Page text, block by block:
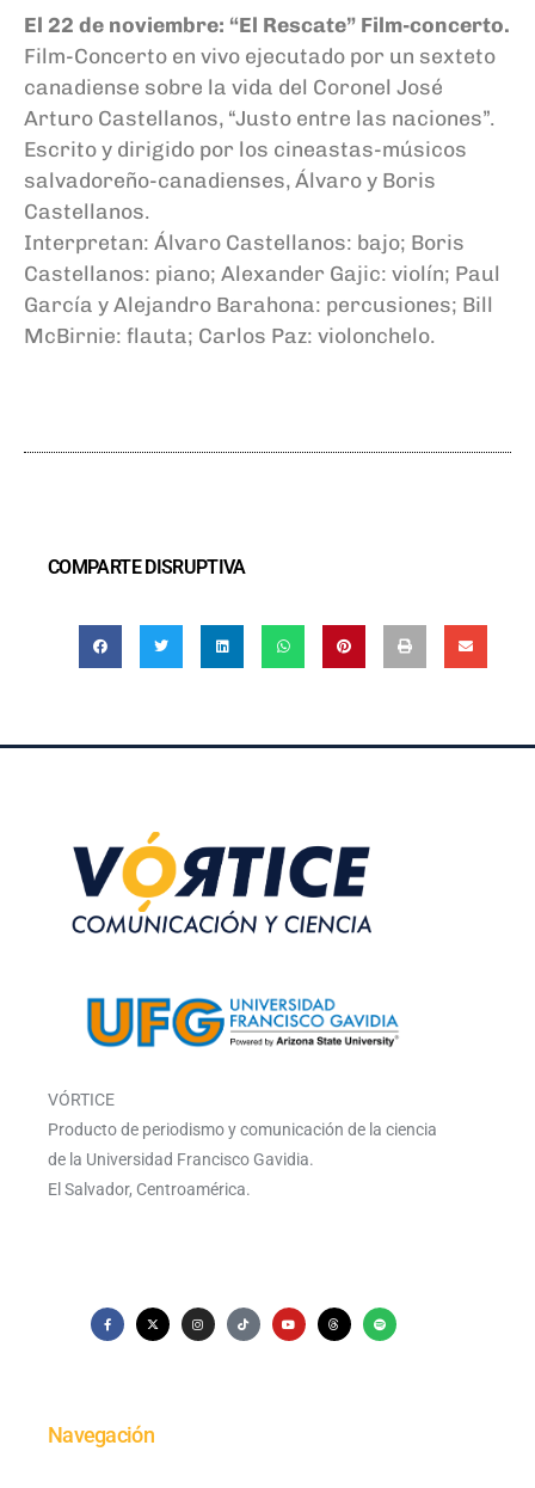
El 22 de noviembre: “El Rescate” Film-concerto.
Film-Concerto en vivo ejecutado por un sexteto
canadiense sobre la vida del Coronel José
Arturo Castellanos, “Justo entre las naciones”.
Escrito y dirigido por los cineastas-músicos
salvadoreño-canadienses, Álvaro y Boris
Castellanos.
Interpretan: Álvaro Castellanos: bajo; Boris
Castellanos: piano; Alexander Gajic: violín; Paul
García y Alejandro Barahona: percusiones; Bill
McBirnie: flauta; Carlos Paz: violonchelo.
COMPARTE DISRUPTIVA
VÓRTICE
Producto de periodismo y comunicación de la ciencia
de la Universidad Francisco Gavidia.
El Salvador, Centroamérica.
Navegación